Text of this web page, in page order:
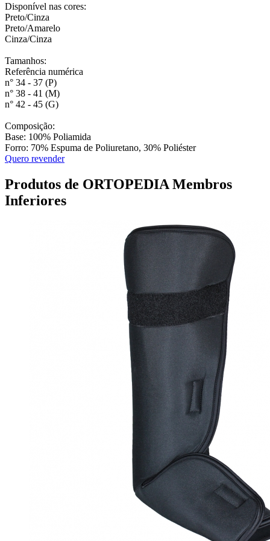
Disponível nas cores:
Preto/Cinza
Preto/Amarelo
Cinza/Cinza
Tamanhos:
Referência numérica
n° 34 - 37 (P)
n° 38 - 41 (M)
n° 42 - 45 (G)
Composição:
Base: 100% Poliamida
Forro: 70% Espuma de Poliuretano, 30% Poliéster
Quero revender
Produtos de ORTOPEDIA Membros
Inferiores